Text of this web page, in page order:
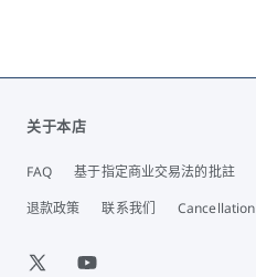
关于本店
FAQ 基于指定商业交易法的批註
退款政策
联系我们 Cancellation